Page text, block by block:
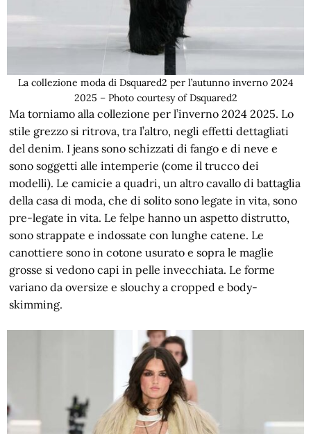
La collezione moda di Dsquared2 per l’autunno inverno 2024
2025 – Photo courtesy of Dsquared2
Ma torniamo alla collezione per l’inverno 2024 2025. Lo
stile grezzo si ritrova, tra l’altro, negli effetti dettagliati
del denim. I jeans sono schizzati di fango e di neve e
sono soggetti alle intemperie (come il trucco dei
modelli). Le camicie a quadri, un altro cavallo di battaglia
della casa di moda, che di solito sono legate in vita, sono
pre-legate in vita. Le felpe hanno un aspetto distrutto,
sono strappate e indossate con lunghe catene. Le
canottiere sono in cotone usurato e sopra le maglie
grosse si vedono capi in pelle invecchiata. Le forme
variano da oversize e slouchy a cropped e body-
skimming.